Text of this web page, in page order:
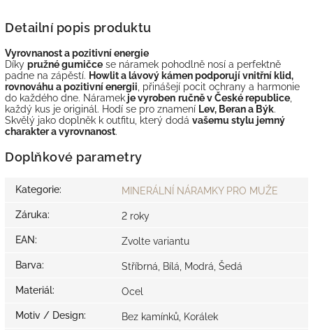
Detailní popis produktu
Vyrovnanost a pozitivní energie
Díky pružné gumičce se náramek pohodlně nosí a perfektně
padne na zápěstí. Howlit a lávový kámen podporují vnitřní klid,
rovnováhu a pozitivní energii , přinášejí pocit ochrany a harmonie
do každého dne. Náramek je vyroben ručně v České republice
každý kus je originál. Hodí se pro znamení Lev, Beran a Býk.
Skvělý jako doplněk k outfitu, který dodá vašemu stylu jemný
charakter a vyrovnanost.
Doplňkové parametry
Kategorie: MINERÁLNÍ NÁRAMKY PRO MUŽE
Záruka: 2 roky
EAN: Zvolte variantu
Barva: Stříbrná, Bílá, Modrá, Šedá
Materiál: Ocel
Motiv / Design: Bez kamínků, Korálek